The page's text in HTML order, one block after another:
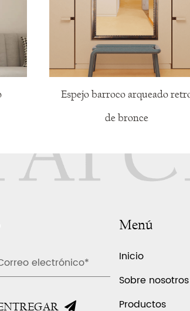
Espejo barroco arqueado retro
de bronce
Menú
Inicio
Sobre nosotros
Productos